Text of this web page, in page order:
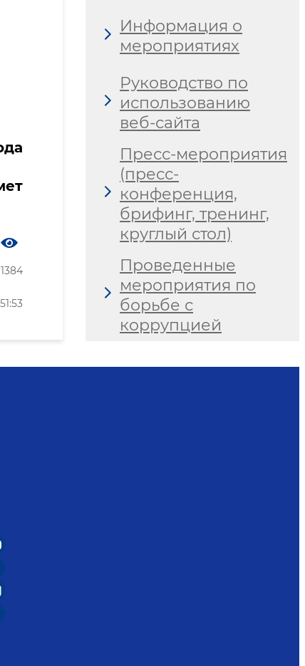
1384
Информация о
мероприятиях
Руководство по
использованию
веб-сайта
Пресс-мероприятия
(пресс-
конференция,
брифинг, тренинг,
круглый стол)
Проведенные
мероприятия по
борьбе с
коррупцией